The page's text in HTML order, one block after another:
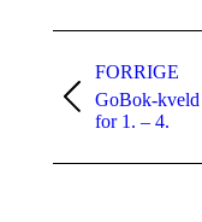
aktuelt
FORRIGE
Forrige
innlegg:
GoBok-kveld
for 1. – 4.